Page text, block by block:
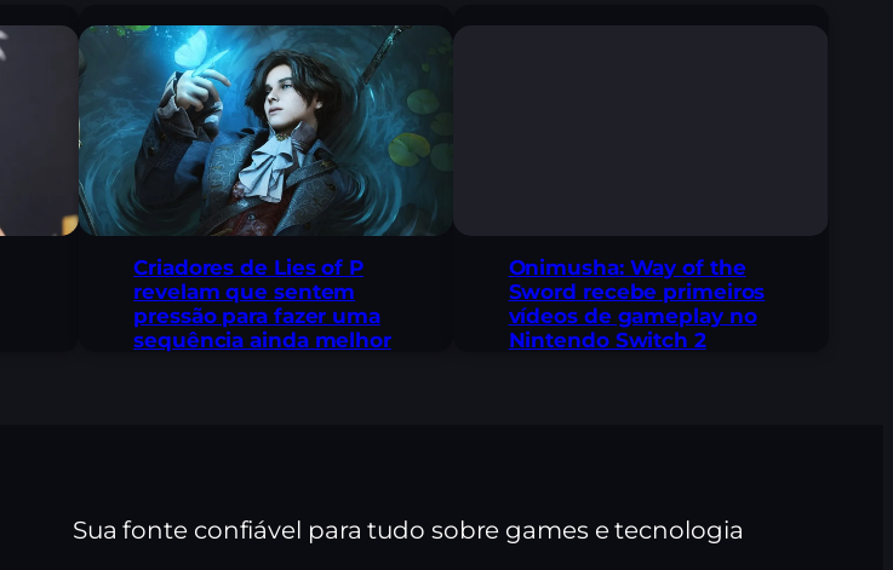
Criadores de Lies of P
revelam que sentem
pressão para fazer uma
sequência ainda melhor
Onimusha: Way of the
Sword recebe primeiros
vídeos de gameplay no
Nintendo Switch 2
Sua fonte confiável para tudo sobre games e tecnologia